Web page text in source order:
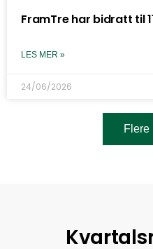
FramTre har bidratt til
LES MER »
24/06/2026
Flere